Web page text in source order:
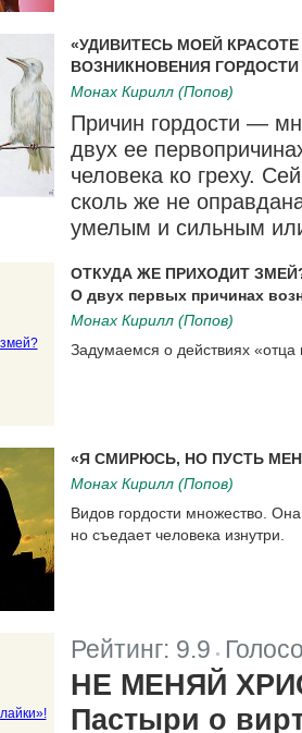
«УДИВИТЕСЬ МОЕЙ
ВОЗНИКНОВЕНИЯ
Монах Кирилл (Попов)
Причин гордости —
двух ее
человека ко греху.
сколь же не
умелым и сильным
ОТКУДА ЖЕ ПРИХОДИТ
О двух первых причинах
Монах Кирилл (Попов)
Задумаемся о действиях
«Я СМИРЮСЬ, НО ПУСТЬ
Монах Кирилл (Попов)
Видов гордости множество.
но съедает человека изнутри.
Рейтинг: 9.9 |
НЕ МЕНЯЙ
Пастыри о